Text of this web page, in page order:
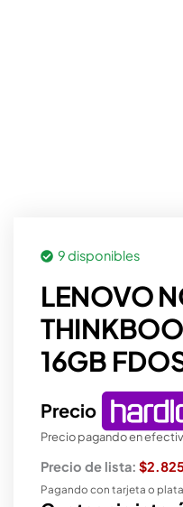
9 disponibles
LENOVO
16GB
Precio
Precio pagando en
Precio de lista:
Pagando con tarjeta o